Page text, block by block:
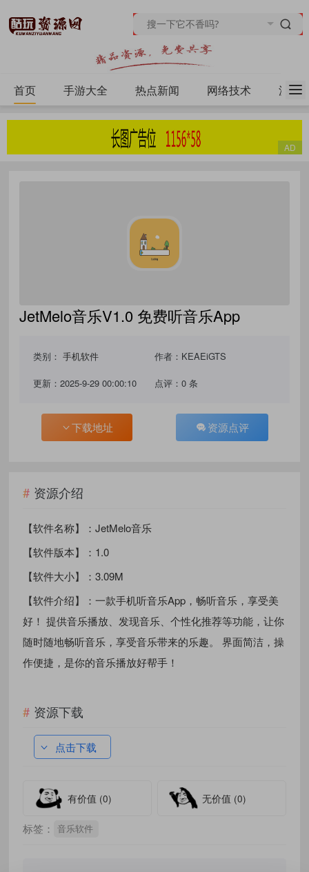
首页 手游大全 热点新闻 网络技术 源码
JetMelo音乐V1.0 免费听音乐App
类别：手机软件 作者：KEAEiGTS
更新：2025-9-29 00:00:10 点评：0 条
下载地址 资源点评
资源介绍
【软件名称】：JetMelo音乐
【软件版本】：1.0
【软件大小】：3.09M
【软件介绍】：一款手机听音乐App，畅听音乐，享受美
好！ 提供音乐播放、发现音乐、个性化推荐等功能，让你
随时随地畅听音乐，享受音乐带来的乐趣。 界面简洁，操
作便捷，是你的音乐播放好帮手！
资源下载
点击下载
有价值 (0) 无价值 (0)
标签： 音乐软件